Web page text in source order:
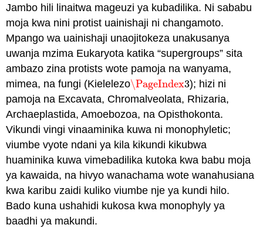
Jambo hili linaitwa mageuzi ya kubadilika. Ni sababu
moja kwa nini protist uainishaji ni changamoto.
Mpango wa uainishaji unaojitokeza unakusanya
uwanja mzima Eukaryota katika “supergroups” sita
ambazo zina protists wote pamoja na wanyama,
mimea, na fungi (Kielelezo\PageIndex3
\PageIndex3); hizi ni
pamoja na Excavata, Chromalveolata, Rhizaria,
Archaeplastida, Amoebozoa, na Opisthokonta.
Vikundi vingi vinaaminika kuwa ni monophyletic;
viumbe vyote ndani ya kila kikundi kikubwa
huaminika kuwa vimebadilika kutoka kwa babu moja
ya kawaida, na hivyo wanachama wote wanahusiana
kwa karibu zaidi kuliko viumbe nje ya kundi hilo.
Bado kuna ushahidi kukosa kwa monophyly ya
baadhi ya makundi.